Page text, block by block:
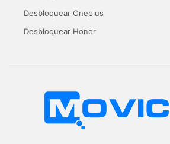
Desbloquear Oneplus
Desbloquear Honor